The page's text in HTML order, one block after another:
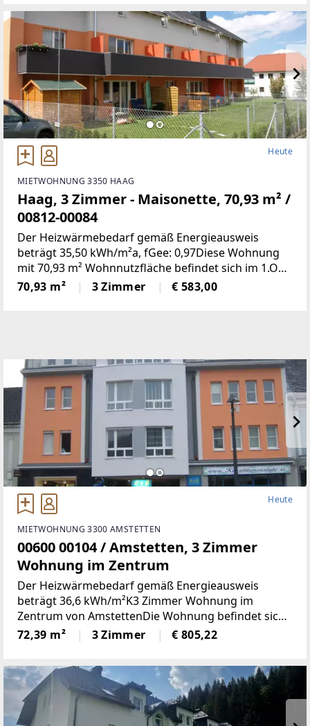
Heute
MIETWOHNUNG 3350 HAAG
Haag, 3 Zimmer - Maisonette, 70,93 m² /
00812-00084
Der Heizwärmebedarf gemäß Energieausweis
beträgt 35,50 kWh/m²a, fGee: 0,97Diese Wohnung
mit 70,93 m² Wohnnutzfläche befindet sich im 1.OG
+ DG und weist folgende Räumlichkeiten
auf:Wohnzimmer, zwei Schlafzimmer, Küche, Bad,
70,93 m² 3 Zimmer € 583,00
Heute
MIETWOHNUNG 3300 AMSTETTEN
00600 00104 / Amstetten, 3 Zimmer
Wohnung im Zentrum
Der Heizwärmebedarf gemäß Energieausweis
beträgt 36,6 kWh/m²K3 Zimmer Wohnung im
Zentrum von AmstettenDie Wohnung befindet sich
2. OG mit 72,39 m² Wohnnutzfläche und besteht aus
folgenden Räumen:Großzügiger Wohnraum
72,39 m² 3 Zimmer € 805,22